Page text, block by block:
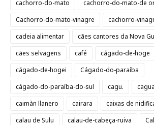
cachorro-do-mato
cachorro-do-mato-de
Cachorro-do-mato-vinagre
cachorro-
cadeia alimentar
cães cantores da Nova
cães selvagens
café
cágado-de-hoge
cágado-de-hogei
Cágado-do-paraíba
cágado-do-paraíba-do-sul
cagu.
caimàn llanero
cairara caixas de
calau de Sulu
calau-de-cabeça-ruiva